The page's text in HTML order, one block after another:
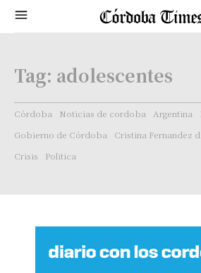
Tag: adolescentes
Córdoba Noticias de cordoba Argentina
Gobierno de Córdoba
Cristina Fernandez
Crisis
Politica